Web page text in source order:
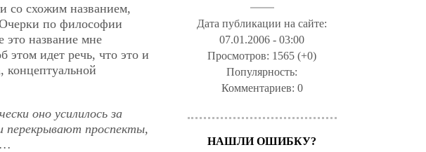
со схожим названием,
по философии
это название мне
этом идет речь, что это и
концептуальной
оно усилилось за
перекрывают проспекты,
Дата публикации на сайте:
07.01.2006 - 03:00
Просмотров: 1565 (+0)
Популярность:
Комментариев: 0
НАШЛИ ОШИБКУ?